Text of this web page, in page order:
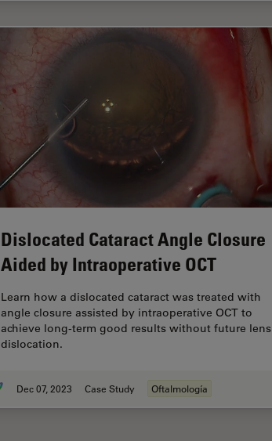
Dislocated Cataract Angle Closure
Aided by Intraoperative OCT
Learn how a dislocated cataract was treated with
angle closure assisted by intraoperative OCT to
achieve long-term good results without future lens
dislocation.
Dec 07, 2023 Case Study Oftalmología